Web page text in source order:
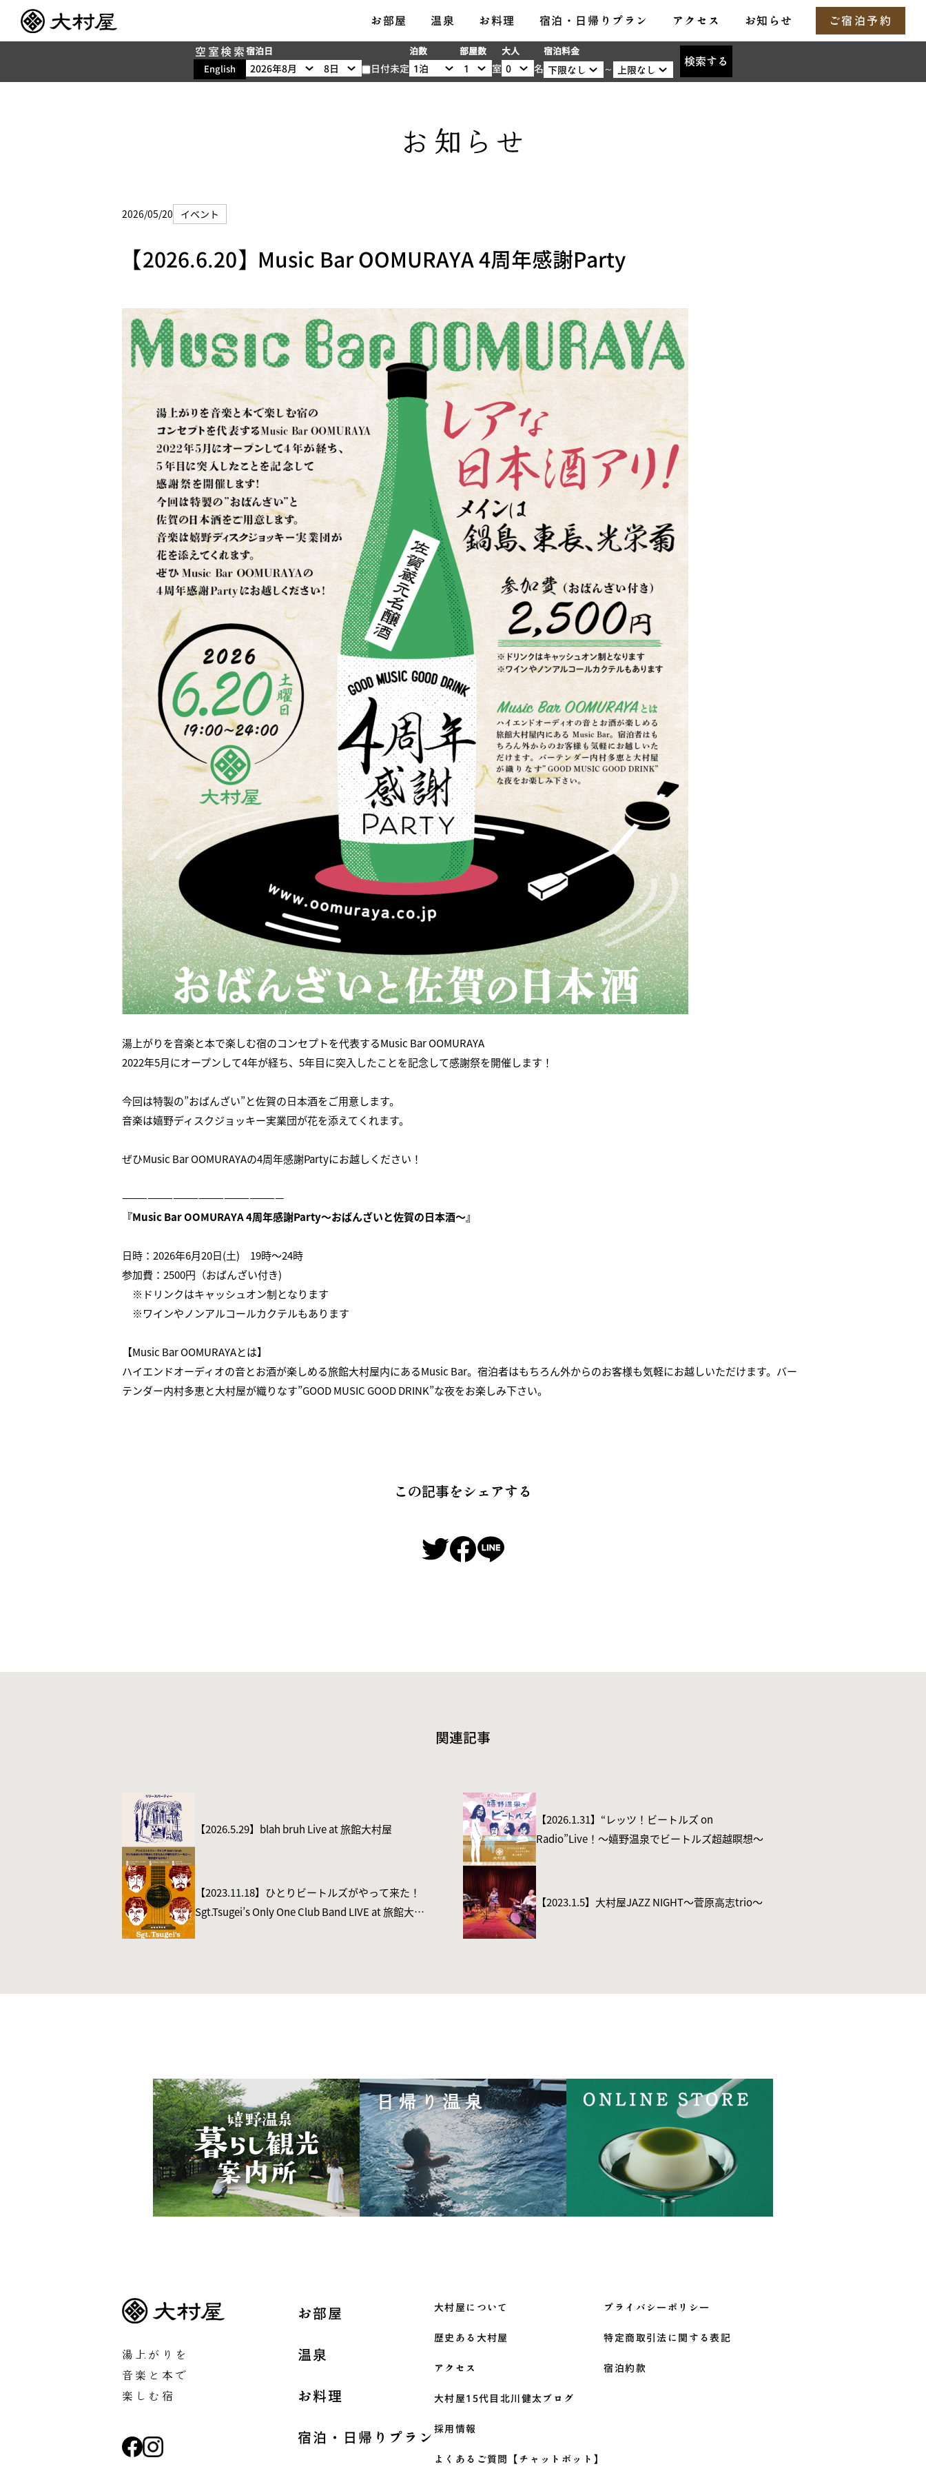
メ
ー
お部屋 温泉 お料理 宿泊・日帰りプラン アクセス お知らせ ご宿泊予約
空室検索
English
宿泊日
日付未定
泊数 部屋数
室
大人
名
宿泊料金
～
※
料
金
検索する
【2026.6.20】Music Bar OOMURAYA 4周年感謝Party
2026/05/20 イベント
湯上がりを音楽と本で楽しむ宿のコンセプトを代表するMusic Bar OOMURAYA
2022年5月にオープンして4年が経ち、5年目に突入したことを記念して感謝祭を開催します！
今回は特製の”おばんざい”と佐賀の日本酒をご用意します。
音楽は嬉野ディスクジョッキー実業団が花を添えてくれます。
ぜひMusic Bar OOMURAYAの4周年感謝Partyにお越しください！
———————————————————
『Music Bar OOMURAYA 4周年感謝Party〜おばんざいと佐賀の日本酒〜』
日時：2026年6月20日(土) 19時〜24時
参加費：2500円（おばんざい付き)
※ドリンクはキャッシュオン制となります
※ワインやノンアルコールカクテルもあります
【Music Bar OOMURAYAとは】
ハイエンドオーディオの音とお酒が楽しめる旅館大村屋内にあるMusic Bar。宿泊者はもちろん外からのお客様も気軽にお越しいただけます。バー
テンダー内村多恵と大村屋が織りなす”GOOD MUSIC GOOD DRINK”な夜をお楽しみ下さい。
この記事をシェアする
関連記事
【2026.5.29】blah bruh Live at 旅館大村屋
【2026.1.31】“レッツ！ビートルズ on
Radio”Live！～嬉野温泉でビートルズ超越瞑想～
【2023.11.18】ひとりビートルズがやって来た！
Sgt.Tsugei’s Only One Club Band LIVE at 旅館大村
【2023.1.5】大村屋JAZZ NIGHT〜菅原高志trio〜
湯上がりを
音楽と本で
楽しむ宿
フ
タ
メ
ュ
お部屋
温泉
お料理
宿泊・日帰りプラン
大村屋について
歴史ある大村屋
アクセス
大村屋15代目北川健太ブログ
採用情報
よくあるご質問【チャットボット】
プライバシーポリシー
特定商取引法に関する表記
宿泊約款